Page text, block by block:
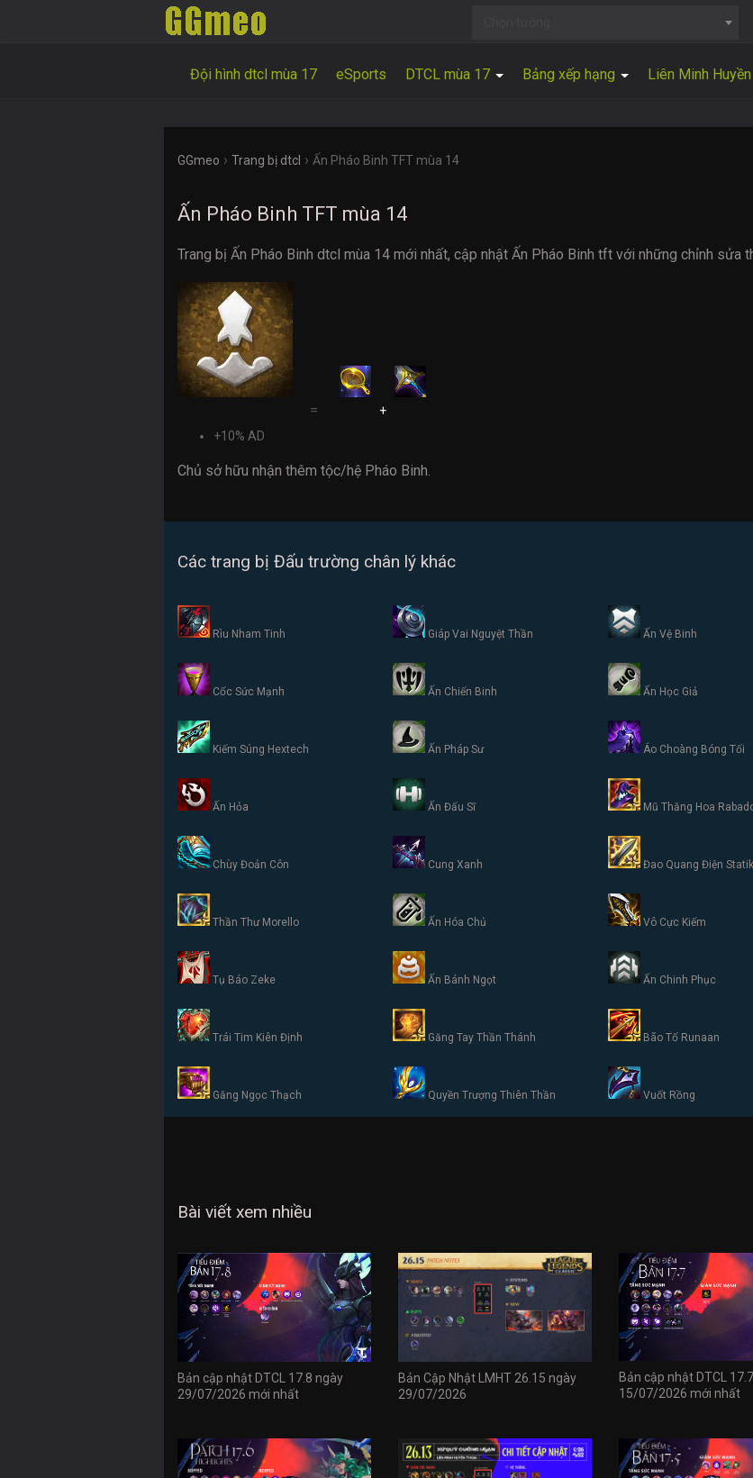
Đội hình dtcl mùa 17 eSports DTCL mùa 17 Bảng xếp hạng Liên Minh
GGmeo › Trang bị dtcl › Ấn Pháo Binh TFT mùa 14
Ấn Pháo Binh TFT mùa 14
Trang bị Ấn Pháo Binh dtcl mùa 14 mới nhất, cập nhật Ấn Pháo Binh tft với những chỉnh sửa
=
+
+10% AD
Chủ sở hữu nhận thêm tộc/hệ Pháo Binh.
Các trang bị Đấu trường chân lý khác
Rìu Nham Tinh Giáp Vai Nguyệt Thần Ấn Vệ Binh
Cốc Sức Mạnh Ấn Chiến Binh Ấn Học Giả
Kiếm Súng Hextech Ấn Pháp Sư Áo Choàng Bóng Tối
Ấn Hỏa Ấn Đấu Sĩ Mũ Thăng Hoa
Chùy Đoản Côn Cung Xanh Đao Quang Điện
Thần Thư Morello Ấn Hóa Chủ Vô Cực Kiếm
Tụ Báo Zeke Ấn Bánh Ngọt Ấn Chinh Phục
Trái Tim Kiên Định Găng Tay Thần Thánh Bão Tố Runaan
Găng Ngọc Thạch Quyền Trượng Thiên Thần Vuốt Rồng
Bài viết xem nhiều
Bản cập nhật DTCL 17.8 ngày
29/07/2026 mới nhất
Bản Cập Nhật LMHT 26.15 ngày
29/07/2026
Bản cập nhật DTCL
15/07/2026 mới nhất